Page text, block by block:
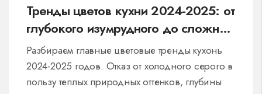
Тренды цветов кухни 2024-2025: от
глубокого изумрудного до сложной
землистой палитры
Разбираем главные цветовые тренды кухонь
2024-2025 годов. Отказ от холодного серого в
пользу теплых природных оттенков, глубины